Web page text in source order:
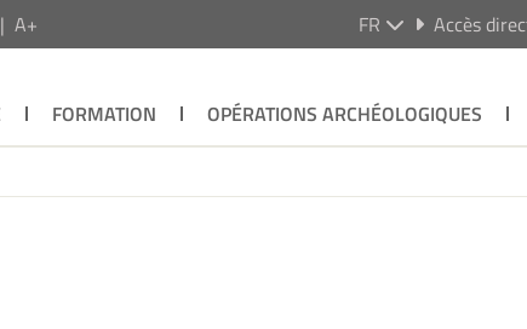
A+ FR Accès
FORMATION OPÉRATIONS ARCHÉOLOGIQUES